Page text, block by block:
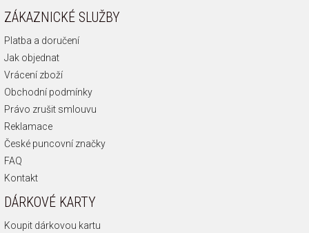
ZÁKAZNICKÉ SLUŽBY
Platba a doručení
Jak objednat
Vrácení zboží
Obchodní podmínky
Právo zrušit smlouvu
Reklamace
České puncovní značky
FAQ
Kontakt
DÁRKOVÉ KARTY
Koupit dárkovou kartu